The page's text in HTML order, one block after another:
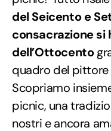
del Seicento e
consacrazione si
dell’Ottocento
quadro del pittore
Scopriamo
picnic, una
nostri e ancora